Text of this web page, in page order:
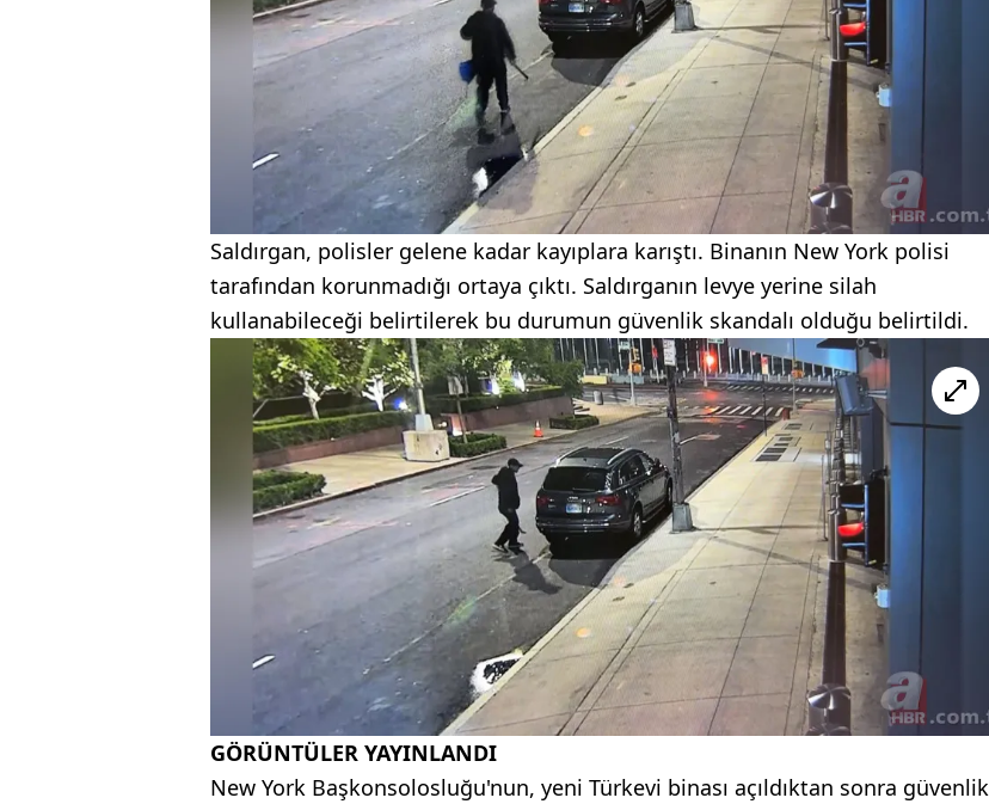
Saldırgan, polisler gelene kadar kayıplara karıştı. Binanın New York polisi
tarafından korunmadığı ortaya çıktı. Saldırganın levye yerine silah
kullanabileceği belirtilerek bu durumun güvenlik skandalı olduğu belirtildi.
GÖRÜNTÜLER YAYINLANDI
New York Başkonsolosluğu'nun, yeni Türkevi binası açıldıktan sonra güvenlik